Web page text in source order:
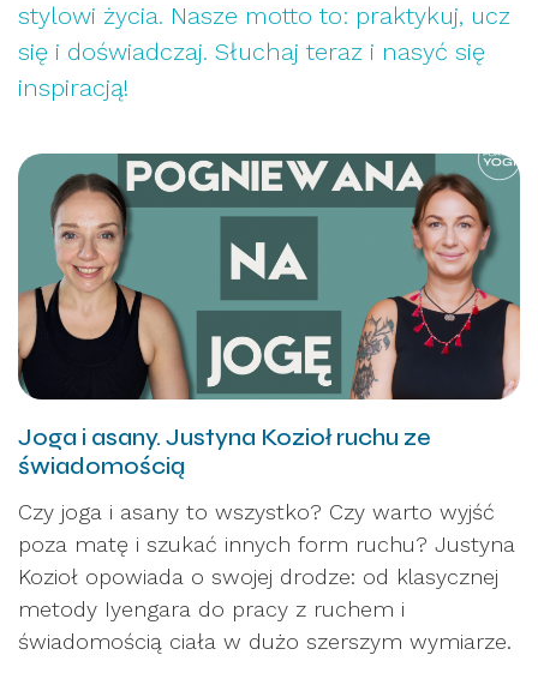
stylowi życia. Nasze motto to: praktykuj, ucz
się i doświadczaj. Słuchaj teraz i nasyć się
inspiracją!
Joga i asany. Justyna Kozioł ruchu ze
świadomością
Czy joga i asany to wszystko? Czy warto wyjść
poza matę i szukać innych form ruchu? Justyna
Kozioł opowiada o swojej drodze: od klasycznej
metody Iyengara do pracy z ruchem i
świadomością ciała w dużo szerszym wymiarze.